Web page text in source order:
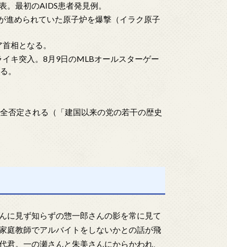
最初のAIDS患者発見例。
進められていた原子炉を爆撃（イラク原子
相となる。
キ突入。8月9日のMLBオールスターゲー
。
否定される（「建国以来の党の若干の歴史
に見ず知らずの惣一郎さんの影を常に見て
庭教師でアルバイトをしないかとの話が飛
。一の瀬さんと朱美さんにからかわれ、